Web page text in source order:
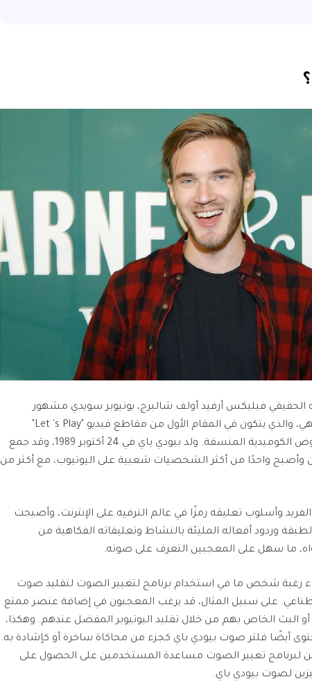
الحقيقي فيليكس أرفيد أولف شالبرج، يوتيوبر سويدي مشهور
معروف بمحتواه الترفيهي، والذي يتكون في المقام الأول من مقاطع فيديو "Let 's Play"
ومدونات الفيديو والعروض الكوميدية المنسقة. ولد بيودي باي في 24 أكتوبر 1989، وقد جمع
وأصبح واحدًا من أكثر الشخصيات شعبية على اليوتيوب، مع أكثر من
وأسلوب تعليقه رمزًا في عالم الترفيه على الإنترنت، وأصبحت
وردود أفعاله المليئة بالنشاط وتعليقاته الفكاهية من
ما سهل على المعجبين التعرف على صوته.
رغبة شخص ما في استخدام برنامج لتغيير الصوت لتقليد صوت
على سبيل المثال، قد يرغب المعجبون في إضافة عنصر ممتع
البث الخاص بهم من خلال تقليد اليوتيوبر المفضل عندهم. وهكذا،
أيضًا فلتر صوت بيودي باي كجزء من محاكاة ساخرة أو كإشادة به.
لبرنامج تغيير الصوت مساعدة المستخدمين على الحصول على
لصوت بيودي باي.